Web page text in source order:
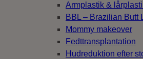
Armplastik &
BBL – Brazilian Butt
Mommy makeover
Fedttransplantation
Hudreduktion efter